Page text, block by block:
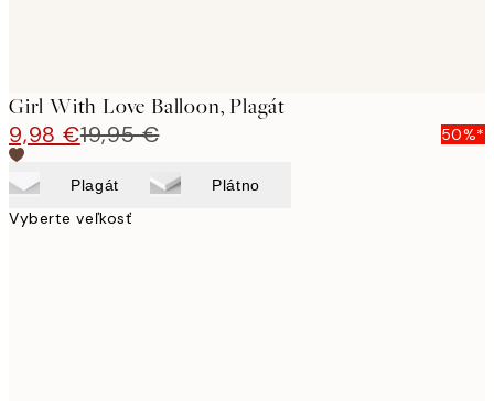
Girl With Love Balloon, Plagát
9,98 €19,95 € 50%*
Plagát Plátno
Vyberte veľkosť